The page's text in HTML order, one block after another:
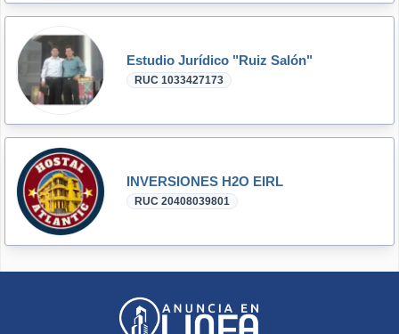
Estudio Jurídico "Ruiz Salón"
RUC 1033427173
INVERSIONES H2O EIRL
RUC 20408039801